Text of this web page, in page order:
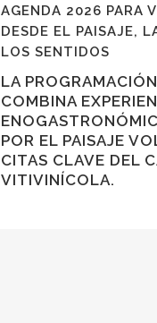
AGENDA 2026 PARA
DESDE EL PAISAJE,
LOS SENTIDOS
LA
COMBINA
POR EL PAISAJE
CITAS CLAVE DEL
VITIVINÍCOLA.